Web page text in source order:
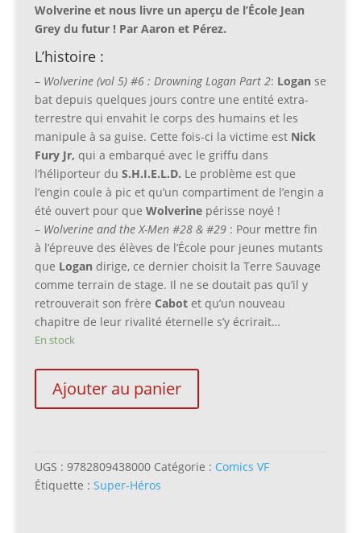
Wolverine et nous livre un aperçu de l’École Jean
Grey du futur ! Par Aaron et Pérez.
L’histoire :
– Wolverine (vol 5) #6 : Drowning Logan Part 2: Logan se
bat depuis quelques jours contre une entité extra-
terrestre qui envahit le corps des humains et les
manipule à sa guise. Cette fois-ci la victime estNick
Fury Jr, qui a embarqué avec le griffu dans
l’héliporteur du S.H.I.E.L.D. Le problème est que
l’engin coule à pic et qu’un compartiment de l’engin a
été ouvert pour que Wolverinepérisse noyé !
– Wolverine and the X-Men #28 & #29: Pour mettre fin
à l’épreuve des élèves de l’École pour jeunes mutants
que Logan dirige, ce dernier choisit la Terre Sauvage
comme terrain de stage. Il ne se doutait pas qu’il y
retrouverait son frère Cabotet qu’un nouveau
chapitre de leur rivalité éternelle s’y écrirait…
En stock
Wolverine
6.
La
Ajouter au panier
UGS : 9782809438000 Catégorie : Comics VF
Étiquette : Super-Héros